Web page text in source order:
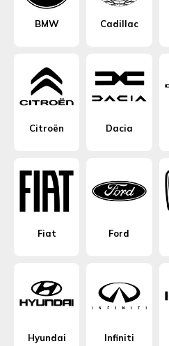
BMW Cadillac
Citroën Dacia
Fiat Ford
Hyundai Infiniti